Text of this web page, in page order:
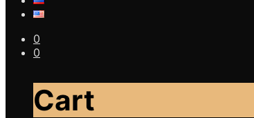
0
0
Cart